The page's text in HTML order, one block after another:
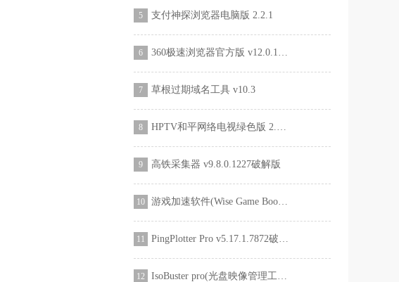
5 支付神探浏览器电脑版 2.2.1
6 360极速浏览器官方版 v12.0.1524.0
7 草根过期域名工具 v10.3
8 HPTV和平网络电视绿色版 2.8.9
9 高铁采集器 v9.8.0.1227破解版
10 游戏加速软件(Wise Game Booster) v1.54.78中文版
11 PingPlotter Pro v5.17.1.7872破解版
12 IsoBuster pro(光盘映像管理工具) V3.5中文破解版